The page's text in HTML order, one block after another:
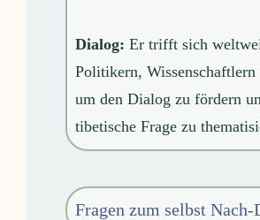
Dialog: Er trifft sich
Politikern, Wissenschaftlern
um den Dialog zu fördern
tibetische Frage zu
Fragen zum selbst Nach-